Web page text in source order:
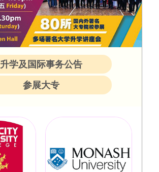
升学及国际事务公告
参展大专